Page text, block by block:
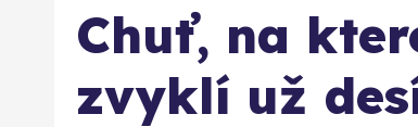
Chuť, na
zvyklí už